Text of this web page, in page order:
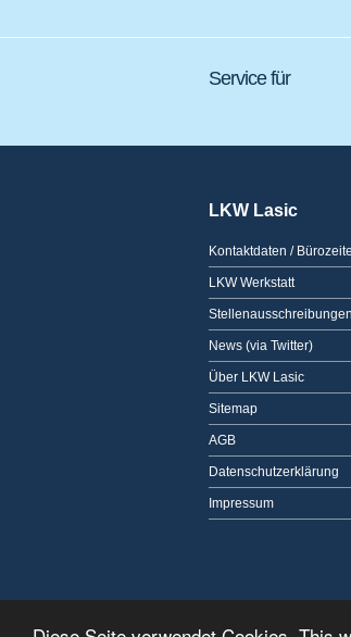
Service für
LKW Lasic
Kontaktdaten /
LKW Werkstatt
News (via Twitter)
Über LKW Lasic
Sitemap
AGB
Datenschutzerklärung
Impressum